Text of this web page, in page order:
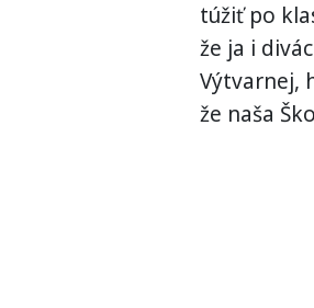
túžiť po
že ja i
Výtvarnej,
že naša